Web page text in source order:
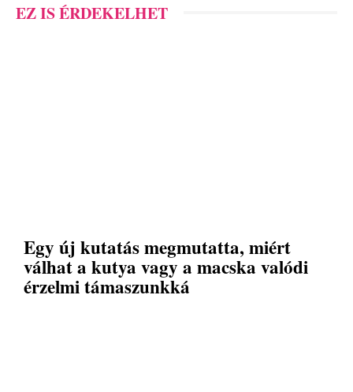
EZ IS ÉRDEKELHET
Egy új kutatás megmutatta, miért
válhat a kutya vagy a macska valódi
érzelmi támaszunkká